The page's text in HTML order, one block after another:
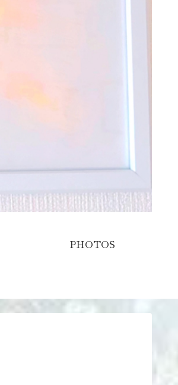
PHOTOS